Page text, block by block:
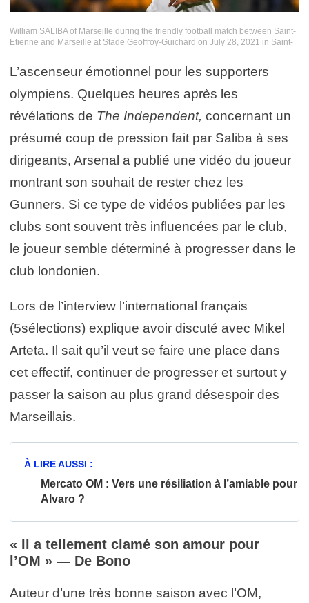
William SALIBA of Marseille during the friendly football match between Saint-
Etienne and Marseille at Stade Geoffroy-Guichard on July 28, 2021 in Saint-
– Gueugnon (France)
L’ascenseur émotionnel pour les supporters
olympiens. Quelques heures après les
révélations de The Independent, concernant un
présumé coup de pression fait par Saliba à ses
dirigeants, Arsenal a publié une vidéo du joueur
montrant son souhait de rester chez les
Gunners. Si ce type de vidéos publiées par les
clubs sont souvent très influencées par le club,
le joueur semble déterminé à progresser dans le
club londonien.
Lors de l’interview l’international français
(5sélections) explique avoir discuté avec Mikel
Arteta. Il sait qu’il veut se faire une place dans
cet effectif, continuer de progresser et surtout y
passer la saison au plus grand désespoir des
Marseillais.
À LIRE AUSSI :
Mercato OM : Vers une résiliation à l’amiable pour
Alvaro ?
« Il a tellement clamé son amour pour
l’OM » — De Bono
Auteur d’une très bonne saison avec l’OM,